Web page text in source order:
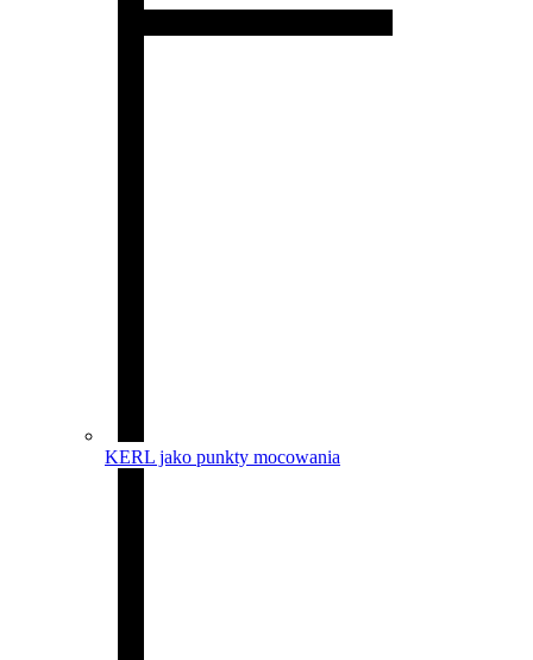
KERL jako punkty mocowania